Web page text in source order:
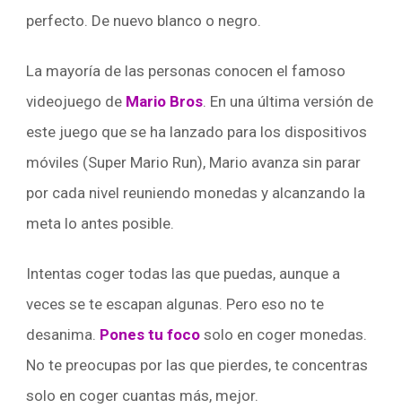
perfecto. De nuevo blanco o negro.
La mayoría de las personas conocen el famoso
videojuego de Mario Bros . En una última versión de
este juego que se ha lanzado para los dispositivos
móviles (Super Mario Run), Mario avanza sin parar
por cada nivel reuniendo monedas y alcanzando la
meta lo antes posible.
Intentas coger todas las que puedas, aunque a
veces se te escapan algunas. Pero eso no te
desanima. Pones tu foco solo en coger monedas.
No te preocupas por las que pierdes, te concentras
solo en coger cuantas más, mejor.